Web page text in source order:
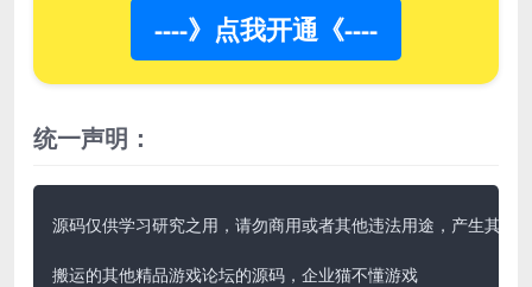
----》点我开通《----
统一声明：
源码仅供学习研究之用，请勿商用或者其他违法用途，产生其他
搬运的其他精品游戏论坛的源码，企业猫不懂游戏